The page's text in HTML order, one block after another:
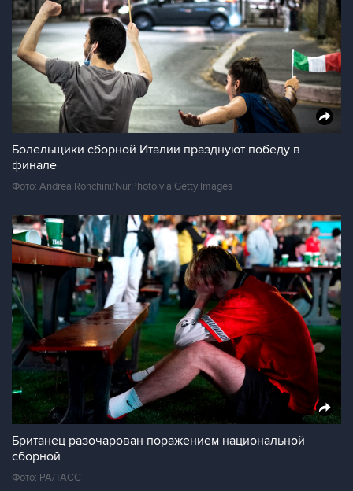
Болельщики сборной Италии празднуют победу в
финале
Фото: Andrea Ronchini/NurPhoto via Getty Images
Британец разочарован поражением национальной
сборной
Фото: PA/ТАСС